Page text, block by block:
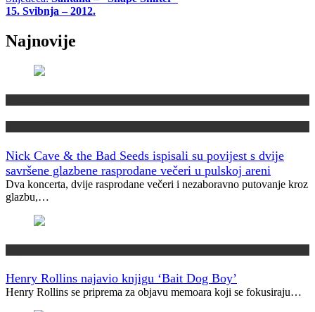
15. Svibnja – 2012.
Najnovije
Nick Cave & the Bad Seeds ispisali su povijest s dvije
savršene glazbene rasprodane večeri u pulskoj areni
Dva koncerta, dvije rasprodane večeri i nezaboravno putovanje kroz
glazbu,…
Henry Rollins najavio knjigu ‘Bait Dog Boy’
Henry Rollins se priprema za objavu memoara koji se fokusiraju…